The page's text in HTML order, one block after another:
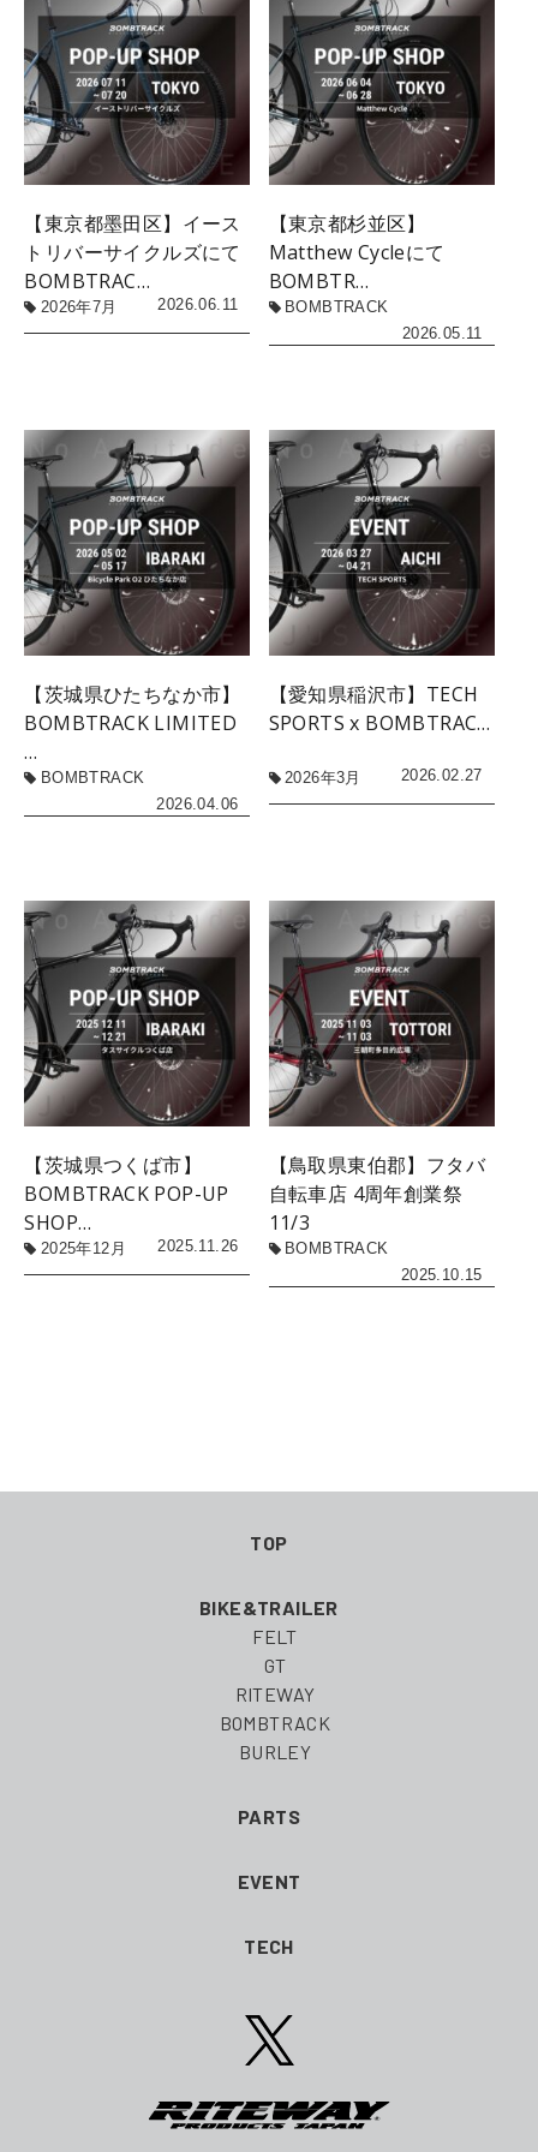
【東京都墨田区】イース
トリバーサイクルズにて
BOMBTRAC…
2026年7月 2026.06.11
【東京都杉並区】
Matthew Cycleにて
BOMBTR…
BOMBTRACK
2026.05.11
【茨城県ひたちなか市】
BOMBTRACK LIMITED
…
BOMBTRACK
2026.04.06
【愛知県稲沢市】TECH
SPORTS x BOMBTRAC…
2026年3月 2026.02.27
【茨城県つくば市】
BOMBTRACK POP-UP
SHOP…
2025年12月 2025.11.26
【鳥取県東伯郡】フタバ
自転車店 4周年創業祭
11/3
BOMBTRACK
2025.10.15
TOP
BIKE&TRAILER
FELT
GT
RITEWAY
BOMBTRACK
BURLEY
PARTS
EVENT
TECH